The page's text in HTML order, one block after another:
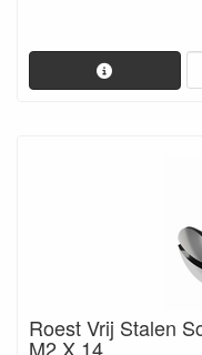
Roest Vrij Stalen
M2 X 14